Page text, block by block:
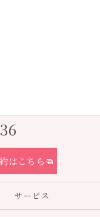
はこちら
サービス